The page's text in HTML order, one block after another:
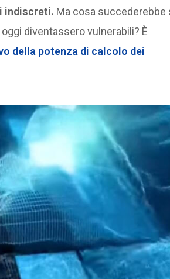
indiscreti. Ma cosa succederebbe
diventassero vulnerabili? È
della potenza di calcolo dei